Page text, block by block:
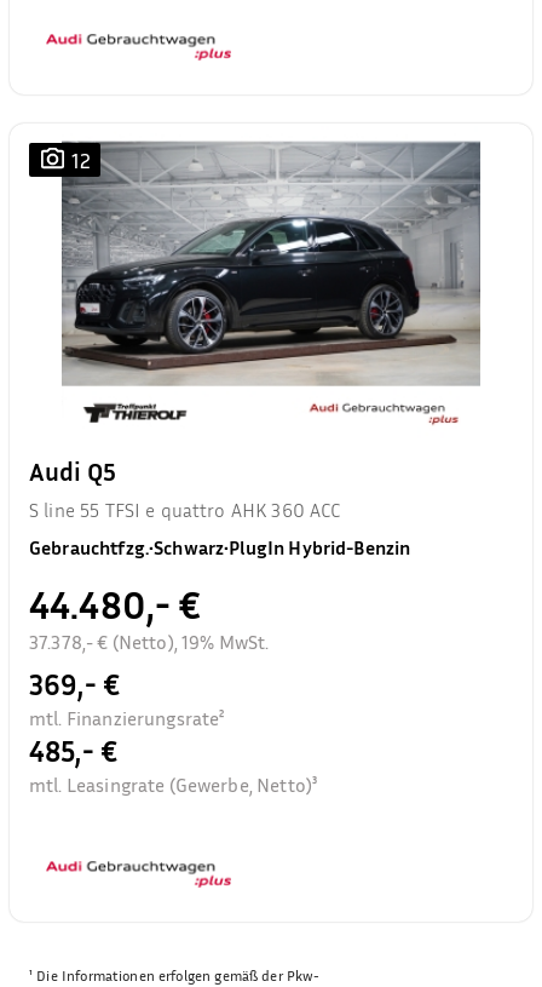
12
Audi Q5
S line 55 TFSI e quattro AHK 360 ACC
Gebrauchtfzg.•Schwarz•PlugIn Hybrid-Benzin
44.480,- €
37.378,- € (Netto), 19% MwSt.
369,- €
mtl. Finanzierungsrate²
485,- €
mtl. Leasingrate (Gewerbe, Netto)³
¹ Die Informationen erfolgen gemäß der Pkw-